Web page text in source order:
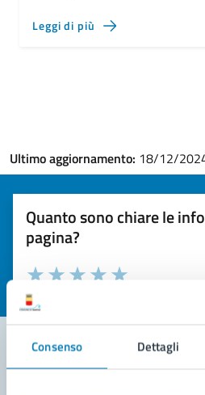
Consenso Dettagli
Leggi di più
Ultimo aggiornamento: 18/12/
Quanto sono chiare le
pagina?
Valuta la chiarezza delle informazioni
Seleziona il numero di stelle
Valuta 1 stelle su 5